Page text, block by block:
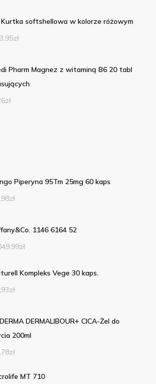
Kurtka softshellowa w kolorze różowym
zł
Pharm Magnez z witaminą B6 20 tabl
zł
Piperyna 95Tm 25mg 60 kaps
zł
1146 6164 52
zł
Kompleks Vege 30 kaps.
zł
DERMALIBOUR+ CICA-Żel do
200ml
zł
MT 710